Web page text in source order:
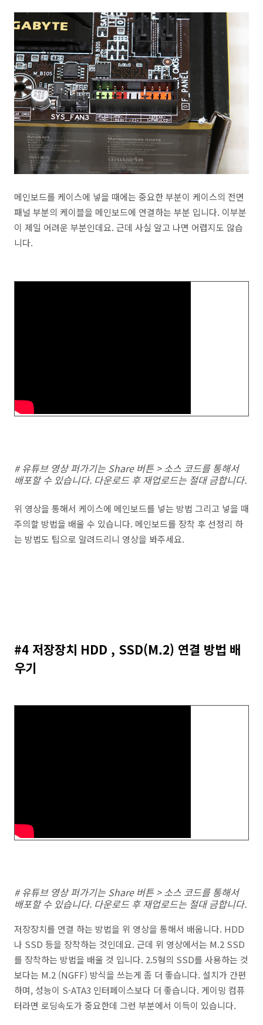
메인보드를 케이스에 넣을 때에는 중요한 부분이 케이스의 전면
패널 부분의 케이블을 메인보드에 연결하는 부분 입니다. 이부분
이 제일 어려운 부분인데요. 근데 사실 알고 나면 어렵지도 않습
니다.
# 유튜브 영상 퍼가기는 Share 버튼 > 소스 코드를 통해서
배포할 수 있습니다. 다운로드 후 재업로드는 절대 금합니다.
위 영상을 통해서 케이스에 메인보드를 넣는 방법 그리고 넣을 때
주의할 방법을 배울 수 있습니다. 메인보드를 장착 후 선정리 하
는 방법도 팁으로 알려드리니 영상을 봐주세요.
#4 저장장치 HDD , SSD(M.2) 연결 방법 배
우기
# 유튜브 영상 퍼가기는 Share 버튼 > 소스 코드를 통해서
배포할 수 있습니다. 다운로드 후 재업로드는 절대 금합니다.
저장장치를 연결 하는 방법을 위 영상을 통해서 배웁니다. HDD
나 SSD 등을 장착하는 것인데요. 근데 위 영상에서는 M.2 SSD
를 장착하는 방법을 배울 것 입니다. 2.5형의 SSD를 사용하는 것
보다는 M.2 (NGFF) 방식을 쓰는게 좀 더 좋습니다. 설치가 간편
하며, 성능이 S-ATA3 인터페이스보다 더 좋습니다. 게이밍 컴퓨
터라면 로딩속도가 중요한데 그런 부분에서 이득이 있습니다.